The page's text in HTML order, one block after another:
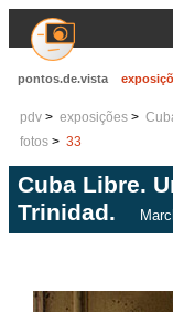
pontos.de.vista
pdv exposições
fotos
33
Cuba Libre.
Trinidad.